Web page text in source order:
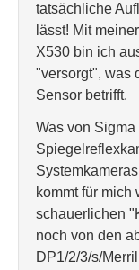
tatsächliche
lässt! Mit
X530 bin ich
"versorgt", was
Sensor betrifft.
Was von
kommt für
schauerlichen
noch von den
DP1/2/3/s/